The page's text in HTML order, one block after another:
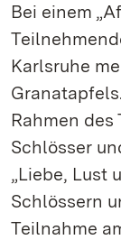
Bei einem
Karlsruhe
Rahmen
Schlösser
„Liebe, Lust
Schlössern
Teilnahme